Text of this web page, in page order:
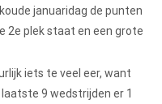
januaridag de punten
2e plek staat en een grote
iets te veel eer, want
9 wedstrijden er 1